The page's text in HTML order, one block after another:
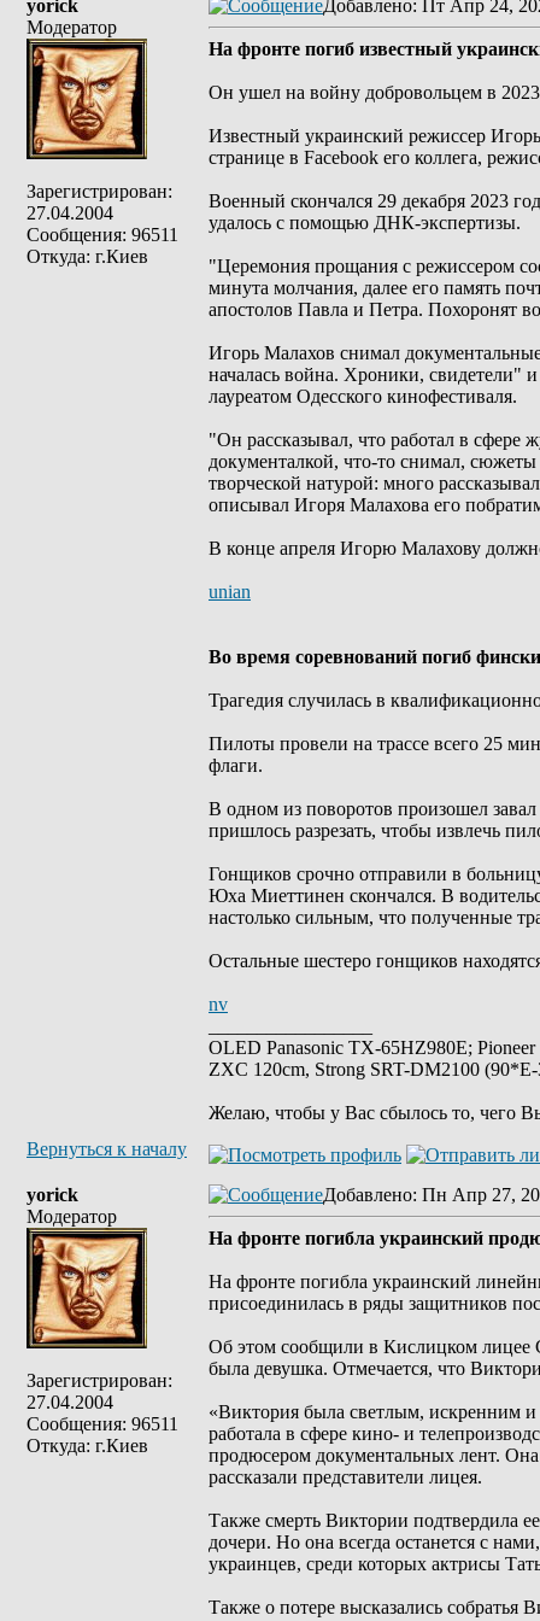
yorick
Модератор
Зарегистрирован:
27.04.2004
Сообщения: 96511
Откуда: г.Киев
Добавлено: Пт Апр 24,
На фронте погиб известный
Он ушел на войну добровольцем в 2023
Известный украинский режиссер
странице в Facebook его коллега,
Военный скончался 29 декабря 2023
удалось с помощью ДНК-экспертизы.
"Церемония прощания с режиссером
минута молчания, далее его память
апостолов Павла и Петра. Похоронят
Игорь Малахов снимал
началась война. Хроники, свидетели"
лауреатом Одесского кинофестиваля.
"Он рассказывал, что работал в сфере
документалкой, что-то снимал,
творческой натурой: много
описывал Игоря Малахова его
В конце апреля Игорю Малахову
unian
Во время соревнований погиб
Трагедия случилась в
Пилоты провели на трассе всего 25
флаги.
В одном из поворотов произошел
пришлось разрезать, чтобы извлечь
Гонщиков срочно отправили в
Юха Миеттинен скончался. В
настолько сильным, что полученные
Остальные шестеро гонщиков
nv
OLED Panasonic TX-65HZ980E;
ZXC 120cm, Strong SRT-DM2100
Желаю, чтобы у Вас сбылось то, чего
Вернуться к началу
yorick
Модератор
Зарегистрирован:
27.04.2004
Сообщения: 96511
Откуда: г.Киев
Добавлено: Пн Апр 27,
На фронте погибла украинский
На фронте погибла украинский
присоединилась в ряды защитников
Об этом сообщили в Кислицком лицее
была девушка. Отмечается, что
«Виктория была светлым, искренним
работала в сфере кино- и
продюсером документальных лент. Она
рассказали представители лицея.
Также смерть Виктории подтвердила
дочери. Но она всегда останется с
украинцев, среди которых актрисы
Также о потере высказались